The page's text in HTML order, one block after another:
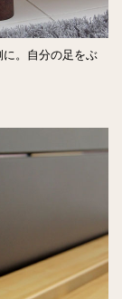
に。自分の足をぶ